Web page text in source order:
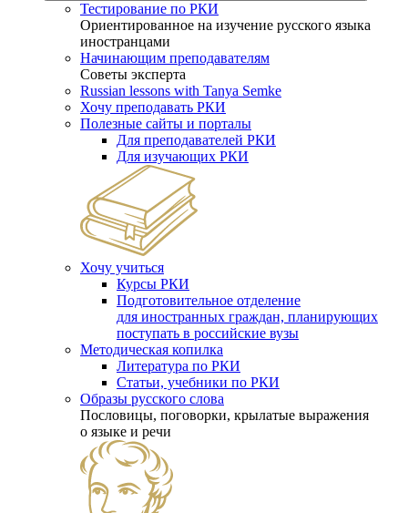
Тестирование по РКИ
Ориентированное на изучение русского языка
иностранцами
Начинающим преподавателям
Советы эксперта
Russian lessons with Tanya Semke
Хочу преподавать РКИ
Полезные сайты и порталы
Для преподавателей РКИ
Для изучающих РКИ
Хочу учиться
Курсы РКИ
Подготовительное отделение
для иностранных граждан, планирующих
поступать в российские вузы
Методическая копилка
Литература по РКИ
Статьи, учебники по РКИ
Образы русского слова
Пословицы, поговорки, крылатые выражения
о языке и речи